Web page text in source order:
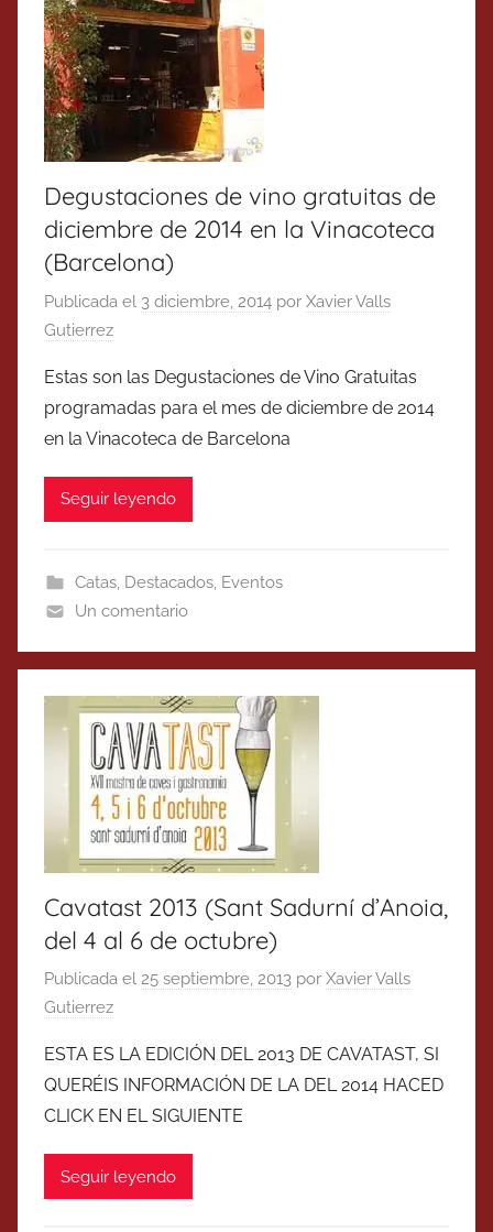
Degustaciones de vino gratuitas de
diciembre de 2014 en la Vinacoteca
(Barcelona)
Publicada el 3 diciembre, 2014 por Xavier Valls
Gutierrez
Estas son las Degustaciones de Vino Gratuitas
programadas para el mes de diciembre de 2014
en la Vinacoteca de Barcelona
Seguir leyendo
Catas, Destacados, Eventos
Un comentario
Cavatast 2013 (Sant Sadurní d’Anoia,
del 4 al 6 de octubre)
Publicada el 25 septiembre, 2013 por Xavier Valls
Gutierrez
ESTA ES LA EDICIÓN DEL 2013 DE CAVATAST, SI
QUERÉIS INFORMACIÓN DE LA DEL 2014 HACED
CLICK EN EL SIGUIENTE
Seguir leyendo